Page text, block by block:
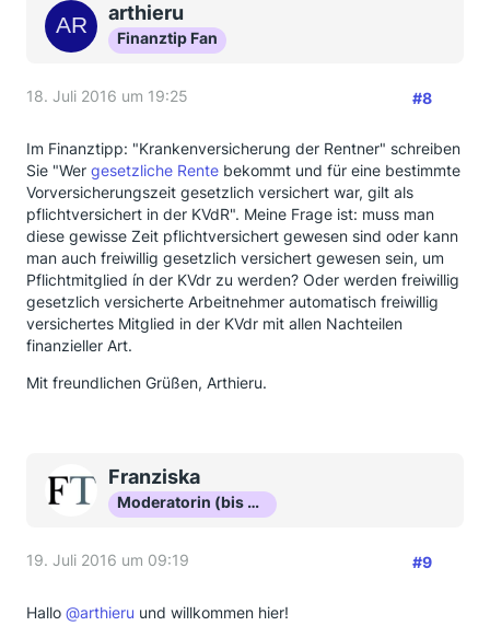
arthieru
Finanztip Fan
18. Juli 2016 um 19:25 #8
Im Finanztipp: "Krankenversicherung der Rentner" schreiben
Sie "Wer gesetzliche Rente bekommt und für eine bestimmte
Vorversicherungszeit gesetzlich versichert war, gilt als
pflichtversichert in der KVdR". Meine Frage ist: muss man
diese gewisse Zeit pflichtversichert gewesen sind oder kann
man auch freiwillig gesetzlich versichert gewesen sein, um
Pflichtmitglied ín der KVdr zu werden? Oder werden freiwillig
gesetzlich versicherte Arbeitnehmer automatisch freiwillig
versichertes Mitglied in der KVdr mit allen Nachteilen
finanzieller Art.
Mit freundlichen Grüßen, Arthieru.
Franziska
Moderatorin (bis Okt 16)
19. Juli 2016 um 09:19 #9
Hallo @arthieru und willkommen hier!